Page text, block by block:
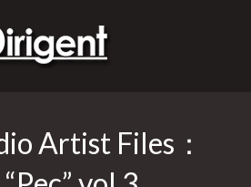
Artist Files：